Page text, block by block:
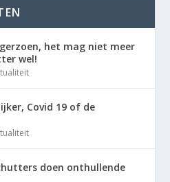
het mag niet meer
wel!
Covid 19 of de
doen onthullende